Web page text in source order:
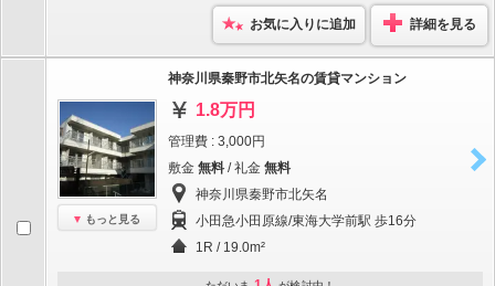
お気に入りに追加 詳細を見る
もっと見る
神奈川県秦野市北矢名の賃貸マンション
1.8万円
管理費 : 3,000円
敷金 無料 / 礼金 無料
神奈川県秦野市北矢名
小田急小田原線/東海大学前駅 歩16分
1R / 19.0m²